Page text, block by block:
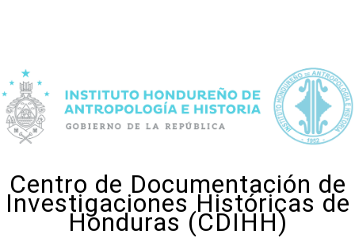
Centro de Documentación de
Investigaciones Históricas de
Honduras (CDIHH)